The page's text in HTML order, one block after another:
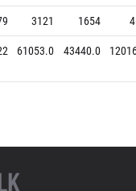
3121 1654
61053.0 43440.0